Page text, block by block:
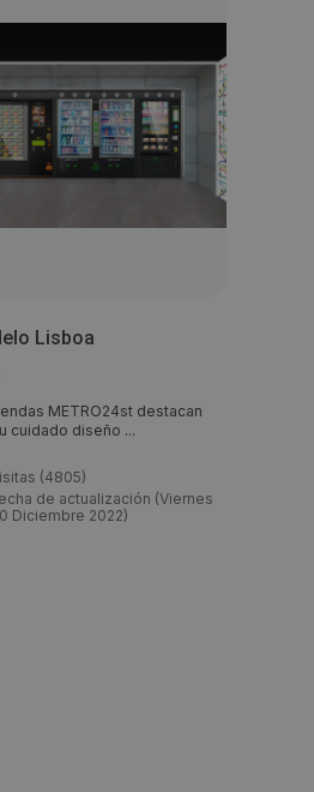
Lisboa
METRO24st destacan
cuidado diseño ...
(4805)
de actualización (Viernes
Diciembre 2022)